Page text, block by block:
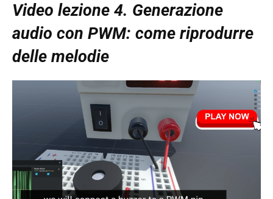
Video lezione 4. Generazione
audio con PWM: come riprodurre
delle melodie